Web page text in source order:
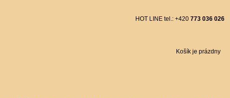
HOT LINE tel.: +420 773 036 026
Košík je prázdny